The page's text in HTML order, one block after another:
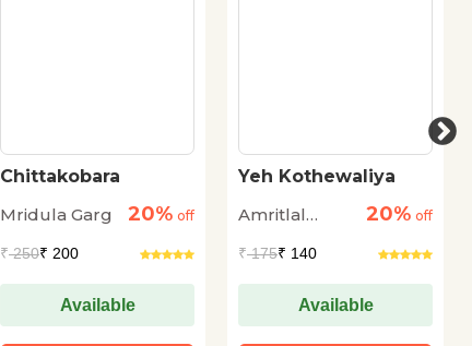
Chittakobara
Mridula Garg
20% off
₹250₹ 200
Available
Yeh Kothewaliya
Amritlal
20% off
₹175₹ 140
Available